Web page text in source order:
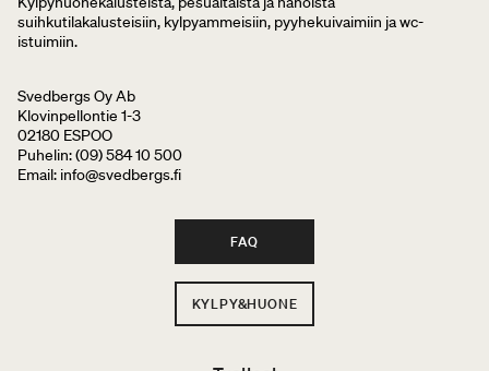
suihkutilakalusteisiin, kylpyammeisiin, pyyhekuivaimiin ja wc-
istuimiin.
Svedbergs Oy Ab
Klovinpellontie 1-3
02180 ESPOO
Puhelin: (09) 584 10 500
Email: info@svedbergs.fi
FAQ
KYLPY&HUONE